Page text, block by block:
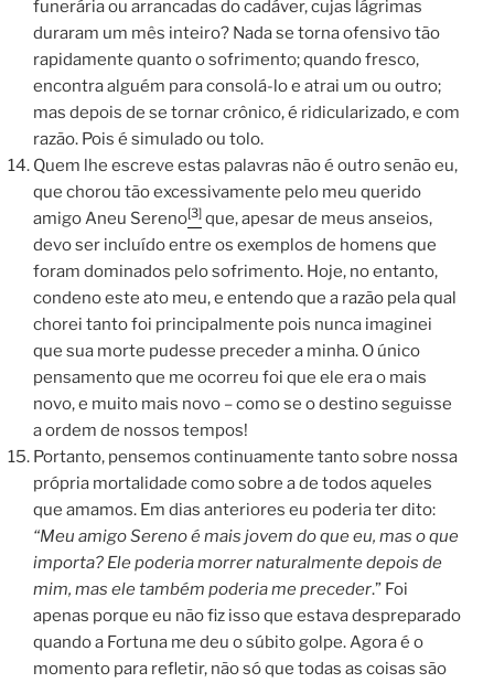
funerária ou arrancadas do cadáver, cujas lágrimas
duraram um mês inteiro? Nada se torna ofensivo tão
rapidamente quanto o sofrimento; quando fresco,
encontra alguém para consolá-lo e atrai um ou outro;
mas depois de se tornar crônico, é ridicularizado, e com
razão. Pois é simulado ou tolo.
Quem lhe escreve estas palavras não é outro senão eu,
que chorou tão excessivamente pelo meu querido
amigo Aneu Sereno[3] que, apesar de meus anseios,
devo ser incluído entre os exemplos de homens que
foram dominados pelo sofrimento. Hoje, no entanto,
condeno este ato meu, e entendo que a razão pela qual
chorei tanto foi principalmente pois nunca imaginei
que sua morte pudesse preceder a minha. O único
pensamento que me ocorreu foi que ele era o mais
novo, e muito mais novo – como se o destino seguisse
a ordem de nossos tempos!
Portanto, pensemos continuamente tanto sobre nossa
própria mortalidade como sobre a de todos aqueles
que amamos. Em dias anteriores eu poderia ter dito:
“Meu amigo Sereno é mais jovem do que eu, mas o que
importa? Ele poderia morrer naturalmente depois de
mim, mas ele também poderia me preceder.” Foi
apenas porque eu não fiz isso que estava despreparado
quando a Fortuna me deu o súbito golpe. Agora é o
momento para refletir, não só que todas as coisas são